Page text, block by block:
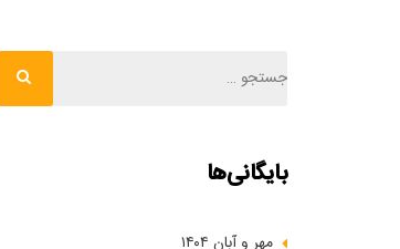
بایگانی‌ها
مهر و آبان ۱۴۰۴